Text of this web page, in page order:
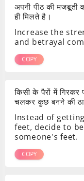
अपनी पीठ की मजबूती
ही मिलते है।
Increase the
and betrayal
COPY
किसी के पैरों में गिरकर
चलकर कुछ बनने की
Instead of
feet, decide to
someone's feet.
COPY